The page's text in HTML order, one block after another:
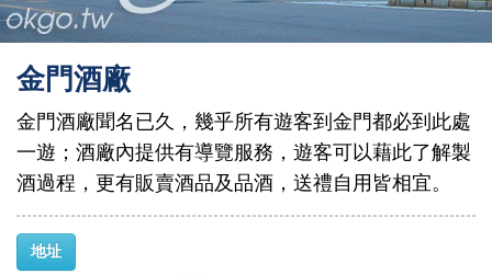
金門酒廠
金門酒廠聞名已久，幾乎所有遊客到金門都必到此處
一遊；酒廠內提供有導覽服務，遊客可以藉此了解製
酒過程，更有販賣酒品及品酒，送禮自用皆相宜。
地址